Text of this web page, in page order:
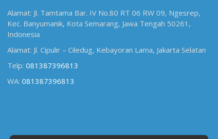
Alamat: Jl. Tamtama Bar. IV No.80 RT 06 RW 09, Ngesrep,
Kec. Banyumanik, Kota Semarang, Jawa Tengah 50261,
Indonesia
Alamat: Jl. Cipulir – Ciledug, Kebayoran Lama, Jakarta Selatan
Telp: 081387396813
WA: 081387396813